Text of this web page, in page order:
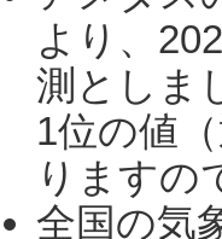
より、
測としま
1位の値
りますの
全国の気